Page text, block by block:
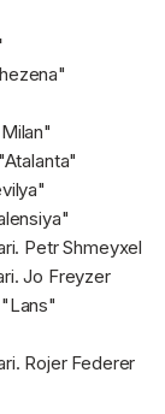
Petr Shmeyxel
Jo Freyzer
Rojer Federer